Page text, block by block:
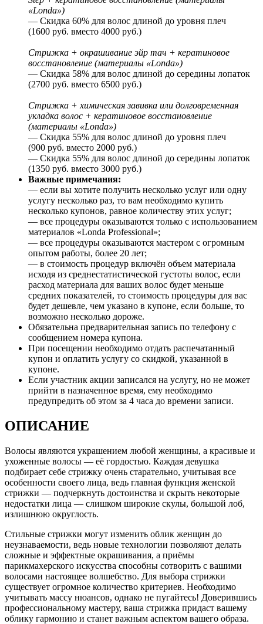
«Londa»)
— Скидка 60% для волос длиной до уровня плеч
(1600 руб. вместо 4000 руб.)
Стрижка + окрашивание эйр тач + кератиновое
восстановление (материалы «Londa»)
— Скидка 58% для волос длиной до середины лопаток
(2700 руб. вместо 6500 руб.)
Стрижка + химическая завивка или долговременная
укладка волос + кератиновое восстановление
(материалы «Londa»)
— Скидка 55% для волос длиной до уровня плеч
(900 руб. вместо 2000 руб.)
— Скидка 55% для волос длиной до середины лопаток
(1350 руб. вместо 3000 руб.)
Важные примечания:
— если вы хотите получить несколько услуг или одну
услугу несколько раз, то вам необходимо купить
несколько купонов, равное количеству этих услуг;
— все процедуры оказываются только с использованием
материалов «Londa Professional»;
— все процедуры оказываются мастером с огромным
опытом работы, более 20 лет;
— в стоимость процедур включён объем материала
исходя из среднестатистической густоты волос, если
расход материала для ваших волос будет меньше
средних показателей, то стоимость процедуры для вас
будет дешевле, чем указано в купоне, если больше, то
возможно несколько дороже.
Обязательна предварительная запись по телефону с
сообщением номера купона.
При посещении необходимо отдать распечатанный
купон и оплатить услугу со скидкой, указанной в
купоне.
Если участник акции записался на услугу, но не может
прийти в назначенное время, ему необходимо
предупредить об этом за 4 часа до времени записи.
ОПИСАНИЕ
Волосы являются украшением любой женщины, а красивые и
ухоженные волосы — её гордостью. Каждая девушка
подбирает себе стрижку очень старательно, учитывая все
особенности своего лица, ведь главная функция женской
стрижки — подчеркнуть достоинства и скрыть некоторые
недостатки лица — слишком широкие скулы, большой лоб,
излишнюю округлость.
Стильные стрижки могут изменить облик женщин до
неузнаваемости, ведь новые технологии позволяют делать
сложные и эффектные окрашивания, а приёмы
парикмахерского искусства способны сотворить с вашими
волосами настоящее волшебство. Для выбора стрижки
существует огромное количество критериев. Необходимо
учитывать массу нюансов, однако не пугайтесь! Доверившись
профессиональному мастеру, ваша стрижка придаст вашему
облику гармонию и станет важным аспектом вашего образа.